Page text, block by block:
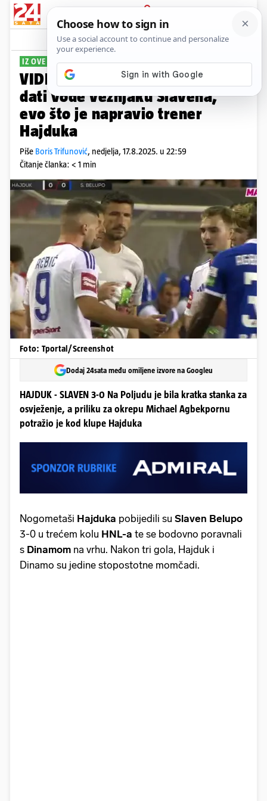
PRIJAVA
Sport Komentari
IZ OVE JA PIJEM
VIDEO Bizarno: Rebić nije htio
dati vode veznjaku Slavena,
evo što je napravio trener
Hajduka
Piše Boris Trifunović, nedjelja, 17.8.2025. u 22:59
Čitanje članka: < 1 min
Foto: Tportal/Screenshot
Dodaj 24sata među omiljene izvore na Googleu
HAJDUK - SLAVEN 3-0 Na Poljudu je bila kratka stanka za
osvježenje, a priliku za okrepu Michael Agbekpornu
potražio je kod klupe Hajduka
Nogometaši Hajduka pobijedili su Slaven Belupo
3-0 u trećem kolu HNL-a te se bodovno poravnali
s Dinamom na vrhu. Nakon tri gola, Hajduk i
Dinamo su jedine stopostotne momčadi.